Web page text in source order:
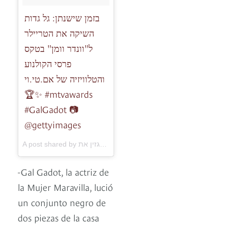
בזמן שישנתן: גל גדות
השיקה את הטריילר
ל"וונדר וומן" בטקס
פרסי הקולנוע
והטלוויזיה של אם.טי.וי
🏆✨ #mtvawards
#GalGadot 📷
@gettyimages
-Gal Gadot, la actriz de
la Mujer Maravilla, lució
un conjunto negro de
dos piezas de la casa